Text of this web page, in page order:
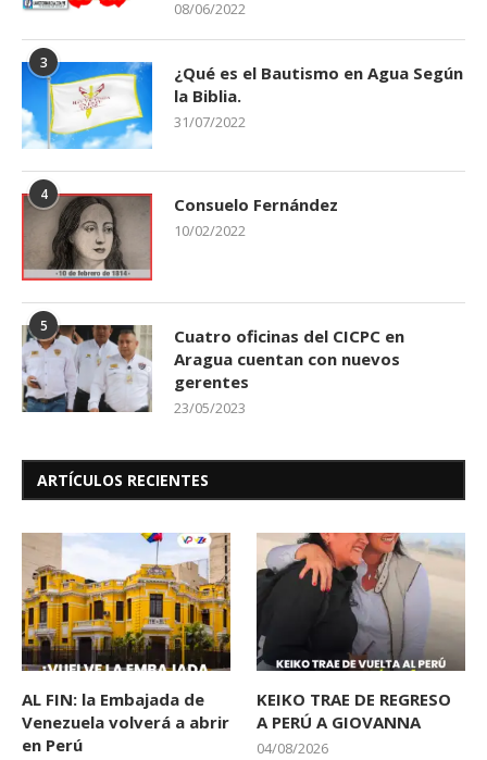
08/06/2022
3
¿Qué es el Bautismo en Agua Según
la Biblia.
31/07/2022
4 Consuelo Fernández
10/02/2022
5
Cuatro oficinas del CICPC en
Aragua cuentan con nuevos
gerentes
23/05/2023
ARTÍCULOS RECIENTES
AL FIN: la Embajada de
Venezuela volverá a abrir
en Perú
KEIKO TRAE DE REGRESO
A PERÚ A GIOVANNA
04/08/2026